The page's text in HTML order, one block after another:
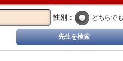
性別： どちらでも
先生を検索